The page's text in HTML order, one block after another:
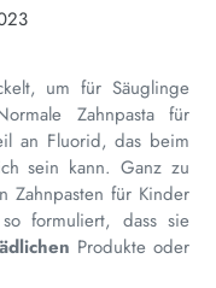
um für Säuglinge
Zahnpasta für
an Fluorid, das beim
sein kann. Ganz zu
Zahnpasten für Kinder
formuliert, dass sie
Produkte oder